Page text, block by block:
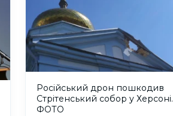
Російський дрон пошкодив
Стрітенський собор у Херсоні.
ФОТО